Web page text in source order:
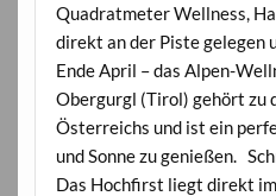
Quadratmeter Wellness,
direkt an der Piste gelegen
Ende April – das Alpen-
Obergurgl (Tirol) gehört zu
Österreichs und ist ein
und Sonne zu genießen.
Das Hochfirst liegt direkt